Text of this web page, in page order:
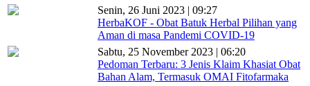
Senin, 26 Juni 2023 | 09:27
HerbaKOF - Obat Batuk Herbal Pilihan yang
Aman di masa Pandemi COVID-19
Sabtu, 25 November 2023 | 06:20
Pedoman Terbaru: 3 Jenis Klaim Khasiat Obat
Bahan Alam, Termasuk OMAI Fitofarmaka